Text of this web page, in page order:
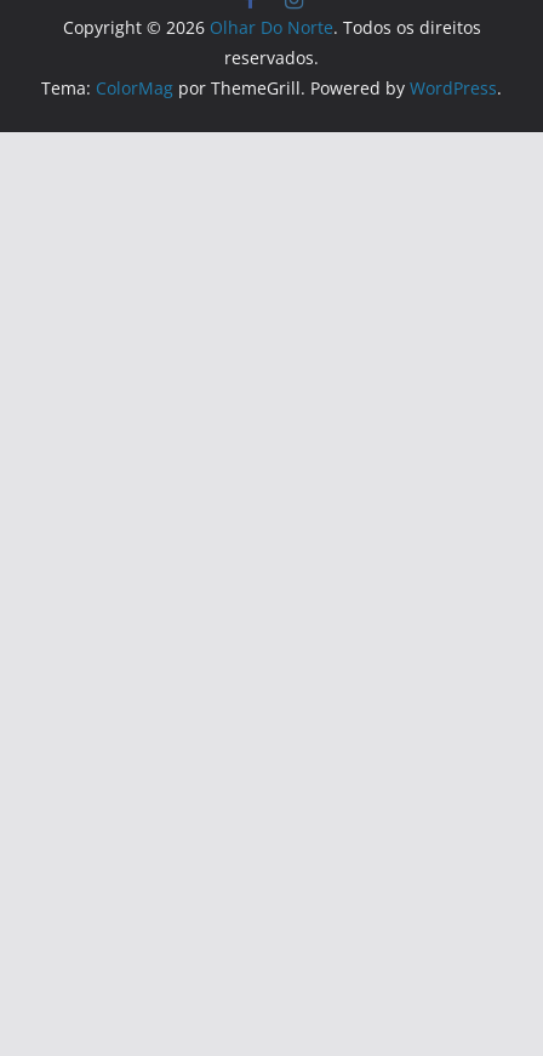
Copyright © 2026 Olhar Do Norte. Todos os direitos
reservados.
Tema: ColorMag por ThemeGrill. Powered by WordPress.